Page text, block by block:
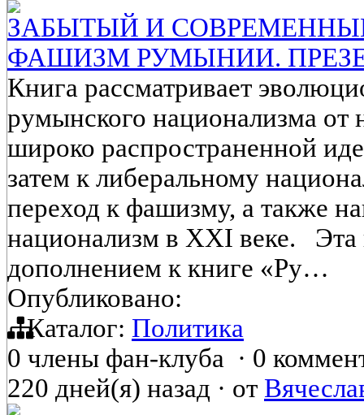
ЗАБЫТЫЙ И
ФАШИЗМ РУМЫНИИ.
Книга рассматривает
румынского национализма от
широко распространенной
затем к либеральному
переход к фашизму, а также
национализм в XXI веке. Эта
дополнением к книге «Ру…
Опубликовано:
Каталог: Политика
0 члены фан-клуба · 0
220 дней(я) назад · от